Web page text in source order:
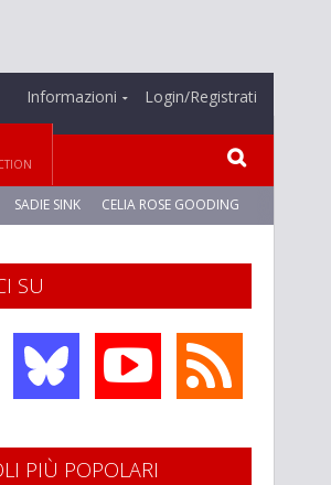
Informazioni Login/Registrati
SADIE SINK CELIA ROSE GOODING
SU
PIÙ POPOLARI